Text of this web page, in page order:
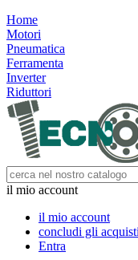
Home
Motori
Pneumatica
Ferramenta
Inverter
Riduttori
il mio account
il mio account
concludi gli acquisti
Entra